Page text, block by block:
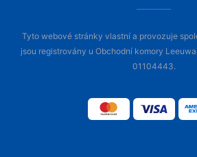
Tyto webové stránky vlastní a provozuje
jsou registrovány u Obchodní komory
01104443.